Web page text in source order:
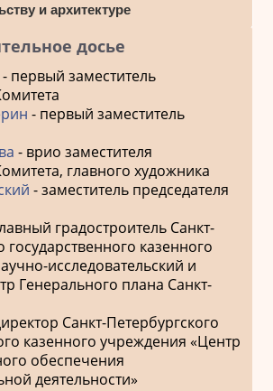
и архитектуре
досье
первый заместитель
- первый заместитель
- врио заместителя
главного художника
- заместитель председателя
градостроитель Санкт-
государственного казенного
исследовательский и
Генерального плана Санкт-
Санкт-Петербургского
казенного учреждения «Центр
обеспечения
деятельности»